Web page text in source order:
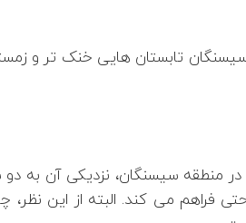
تابستان هایی خنک تر و
منطقه سیسنگان، نزدیکی آن به دو
فراهم می کند. البته از این